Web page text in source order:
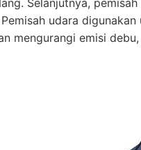
Selanjutnya,
udara
mengurangi emisi